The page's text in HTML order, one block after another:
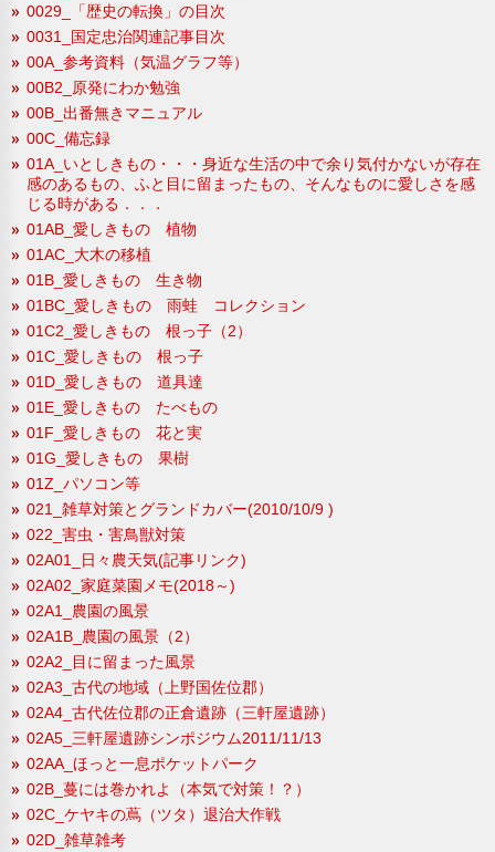
0029_「歴史の転換」の目次
0031_国定忠治関連記事目次
00A_参考資料（気温グラフ等）
00B2_原発にわか勉強
00B_出番無きマニュアル
00C_備忘録
01A_いとしきもの・・・身近な生活の中で余り気付かないが存在
感のあるもの、ふと目に留まったもの、そんなものに愛しさを感
じる時がある．．．
01AB_愛しきもの 植物
01AC_大木の移植
01B_愛しきもの 生き物
01BC_愛しきもの 雨蛙 コレクション
01C2_愛しきもの 根っ子（2）
01C_愛しきもの 根っ子
01D_愛しきもの 道具達
01E_愛しきもの たべもの
01F_愛しきもの 花と実
01G_愛しきもの 果樹
01Z_パソコン等
021_雑草対策とグランドカバー(2010/10/9 )
022_害虫・害鳥獣対策
02A01_日々農天気(記事リンク)
02A02_家庭菜園メモ(2018～)
02A1_農園の風景
02A1B_農園の風景（2）
02A2_目に留まった風景
02A3_古代の地域（上野国佐位郡）
02A4_古代佐位郡の正倉遺跡（三軒屋遺跡）
02A5_三軒屋遺跡シンポジウム2011/11/13
02AA_ほっと一息ポケットパーク
02B_蔓には巻かれよ（本気で対策！？）
02C_ケヤキの蔦（ツタ）退治大作戦
02D_雑草雑考